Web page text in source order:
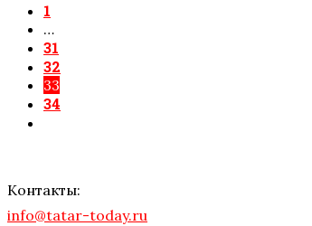
1
…
31
32
33
34
Контакты:
info@tatar-today.ru